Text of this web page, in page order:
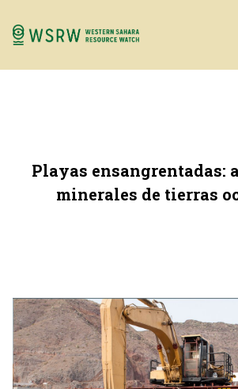
Playas ensangrentadas:
minerales de tierras